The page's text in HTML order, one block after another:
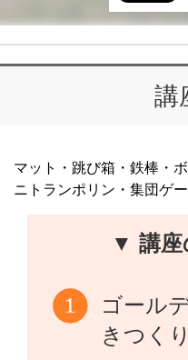
講
マット・跳び箱・鉄棒・
ニトランポリン・集団ゲ
▼ 講座
ゴール
きつく